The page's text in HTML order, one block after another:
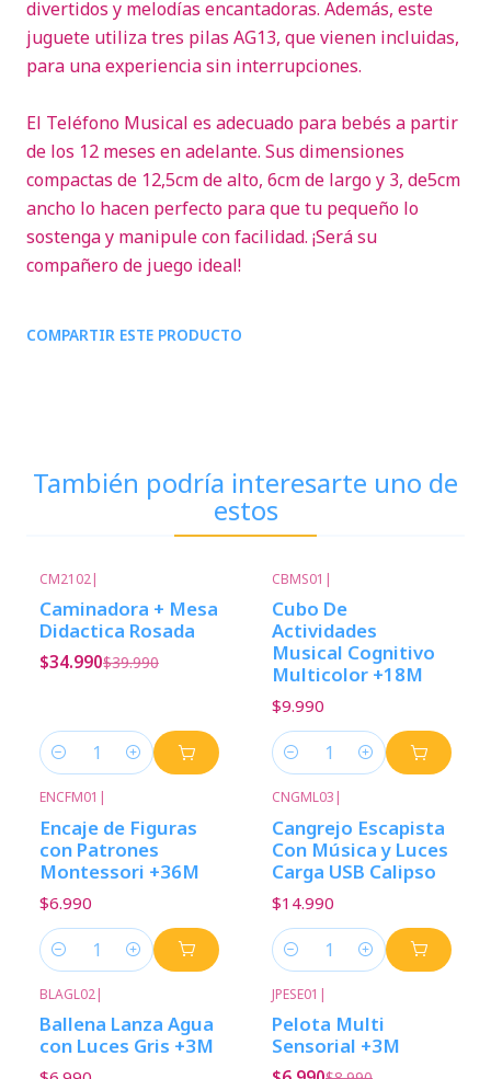
divertidos y melodías encantadoras. Además, este
juguete utiliza tres pilas AG13, que vienen incluidas,
para una experiencia sin interrupciones.
El Teléfono Musical es adecuado para bebés a partir
de los 12 meses en adelante. Sus dimensiones
compactas de 12,5cm de alto, 6cm de largo y 3, de5cm
ancho lo hacen perfecto para que tu pequeño lo
sostenga y manipule con facilidad. ¡Será su
compañero de juego ideal!
COMPARTIR ESTE PRODUCTO
También podría interesarte uno de
estos
CM2102|
Caminadora + Mesa
Didactica Rosada
$34.990$39.990
Cantidad
CBMS01 |
Cubo De
Actividades
Musical Cognitivo
Multicolor +18M
$9.990
Cantidad
ENCFM01 |
Encaje de Figuras
con Patrones
Montessori +36M
$6.990
Cantidad
CNGML03 |
Cangrejo Escapista
Con Música y Luces
Carga USB Calipso
$14.990
Cantidad
BLAGL02|
Ballena Lanza Agua
con Luces Gris +3M
JPESE01 |
Pelota Multi
Sensorial +3M